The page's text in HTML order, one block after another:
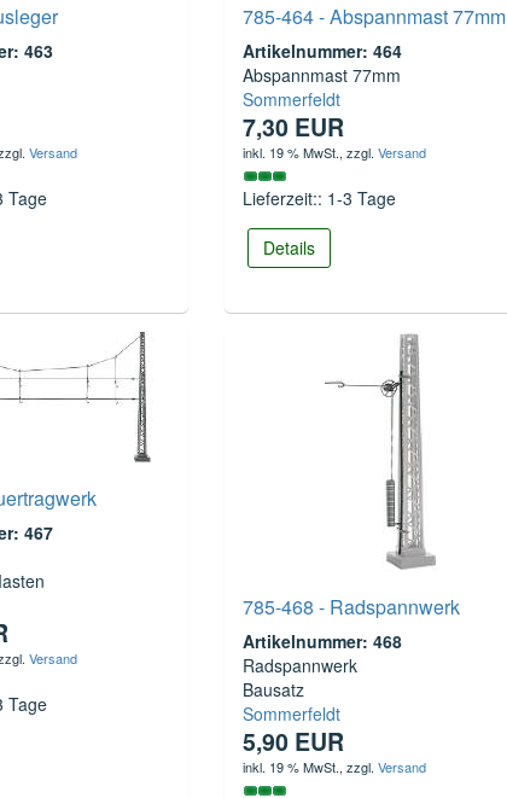
463
Versand
Tage
785-464 - Abspannmast 77mm
Artikelnummer: 464
Abspannmast 77mm
Sommerfeldt
7,30 EUR
inkl. 19 % MwSt., zzgl.Versand
Lieferzeit:: 1-3 Tage
Details
467
Versand
Tage
785-468 - Radspannwerk
Artikelnummer: 468
Radspannwerk
Bausatz
Sommerfeldt
5,90 EUR
inkl. 19 % MwSt., zzgl.Versand